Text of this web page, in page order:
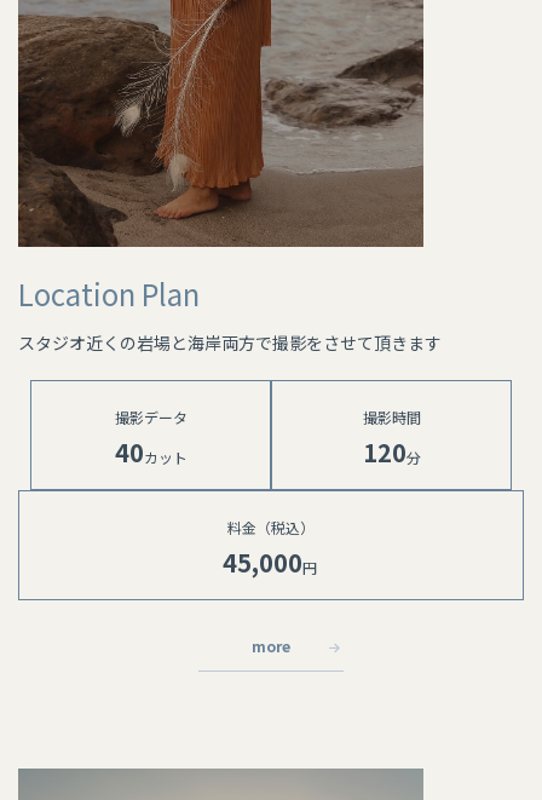
Location Plan
スタジオ近くの岩場と海岸両方で撮影をさせて頂きます
撮影データ
40カット
撮影時間
120分
料金（税込）
45,000円 ⁡
more